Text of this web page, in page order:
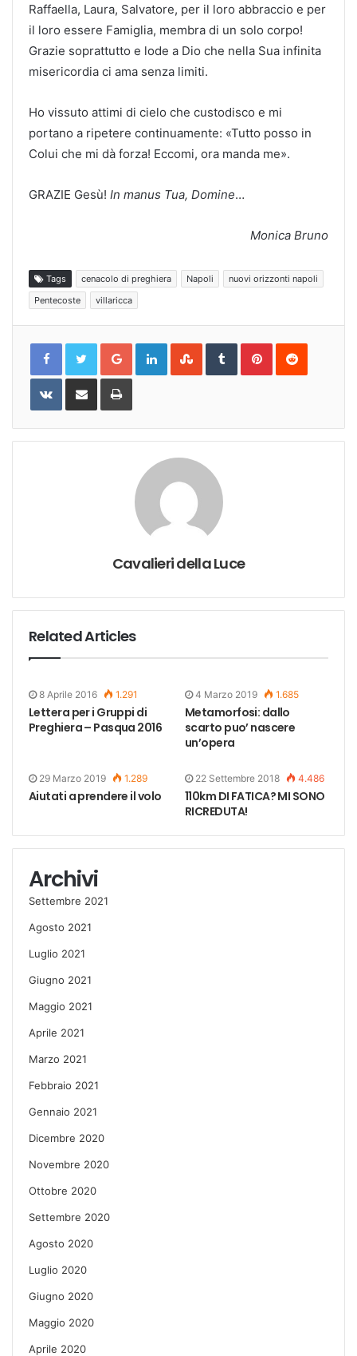
Raffaella, Laura, Salvatore, per il loro abbraccio e per
il loro essere Famiglia, membra di un solo corpo!
Grazie soprattutto e lode a Dio che nella Sua infinita
misericordia ci ama senza limiti.
Ho vissuto attimi di cielo che custodisco e mi
portano a ripetere continuamente: «Tutto posso in
Colui che mi dà forza! Eccomi, ora manda me».
GRAZIE Gesù! In manus Tua, Domine…
Monica Bruno
Tags cenacolo di preghiera Napoli
nuovi orizzonti napoli
Pentecoste
villaricca
Google+LinkedInStumbleUpon
TumblrPinterestReddit
VKontakteShare
Email
Print
Cavalieri della Luce
Related Articles
8 Aprile 2016 1.291
Lettera per i Gruppi di
Preghiera – Pasqua 2016
4 Marzo 2019 1.685
Metamorfosi: dallo
scarto puo’ nascere
un’opera
29 Marzo 2019 1.289
Aiutati a prendere il volo
22 Settembre 2018 4.486
110km DI FATICA? MI SONO
RICREDUTA!
Archivi
Settembre 2021
Agosto 2021
Luglio 2021
Giugno 2021
Maggio 2021
Aprile 2021
Marzo 2021
Febbraio 2021
Gennaio 2021
Dicembre 2020
Novembre 2020
Ottobre 2020
Settembre 2020
Agosto 2020
Luglio 2020
Giugno 2020
Maggio 2020
Aprile 2020